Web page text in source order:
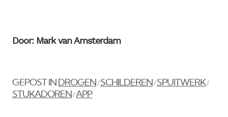
Door: Mark van Amsterdam
GEPOST IN DROGEN /SCHILDEREN /SPUITWERK/
STUKADOREN /APP